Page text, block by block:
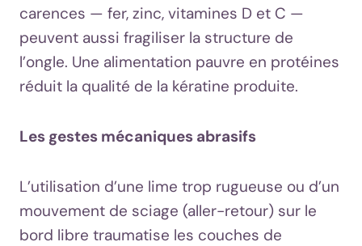
carences — fer, zinc, vitamines D et C —
peuvent aussi fragiliser la structure de
l’ongle. Une alimentation pauvre en protéines
réduit la qualité de la kératine produite.
Les gestes mécaniques abrasifs
L’utilisation d’une lime trop rugueuse ou d’un
mouvement de sciage (aller-retour) sur le
bord libre traumatise les couches de